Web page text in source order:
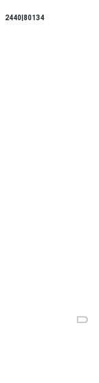
2440|80134